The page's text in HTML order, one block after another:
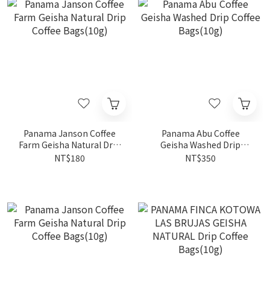
Panama Janson Coffee
Farm Geisha Natural Drip
Coffee Bags(10g)
NT$180
Panama Abu Coffee
Geisha Washed Drip
Coffee Bags(10g)
NT$350